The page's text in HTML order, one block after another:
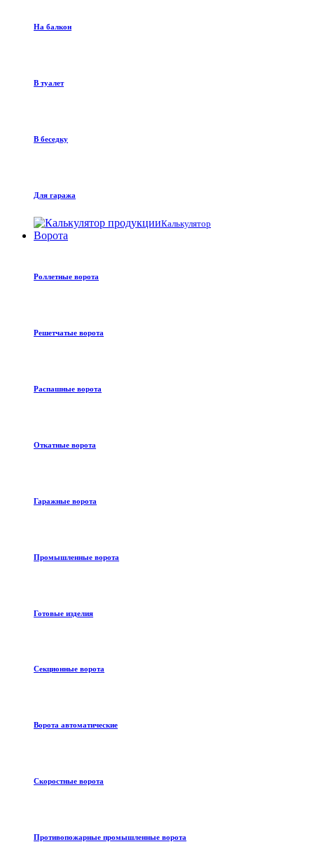
На балкон
В туалет
В беседку
Для гаража
Калькулятор
Ворота
Роллетные ворота
Решетчатые ворота
Распашные ворота
Откатные ворота
Гаражные ворота
Промышленные ворота
Готовые изделия
Секционные ворота
Ворота автоматические
Скоростные ворота
Противопожарные промышленные ворота